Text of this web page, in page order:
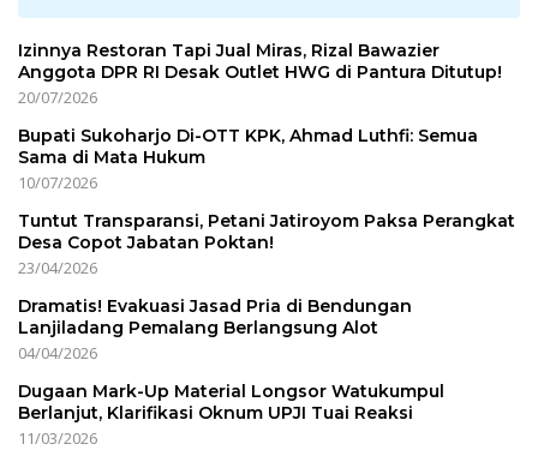
Izinnya Restoran Tapi Jual Miras, Rizal Bawazier
Anggota DPR RI Desak Outlet HWG di Pantura Ditutup!
20/07/2026
Bupati Sukoharjo Di-OTT KPK, Ahmad Luthfi: Semua
Sama di Mata Hukum
10/07/2026
Tuntut Transparansi, Petani Jatiroyom Paksa Perangkat
Desa Copot Jabatan Poktan!
23/04/2026
Dramatis! Evakuasi Jasad Pria di Bendungan
Lanjiladang Pemalang Berlangsung Alot
04/04/2026
Dugaan Mark-Up Material Longsor Watukumpul
Berlanjut, Klarifikasi Oknum UPJI Tuai Reaksi
11/03/2026